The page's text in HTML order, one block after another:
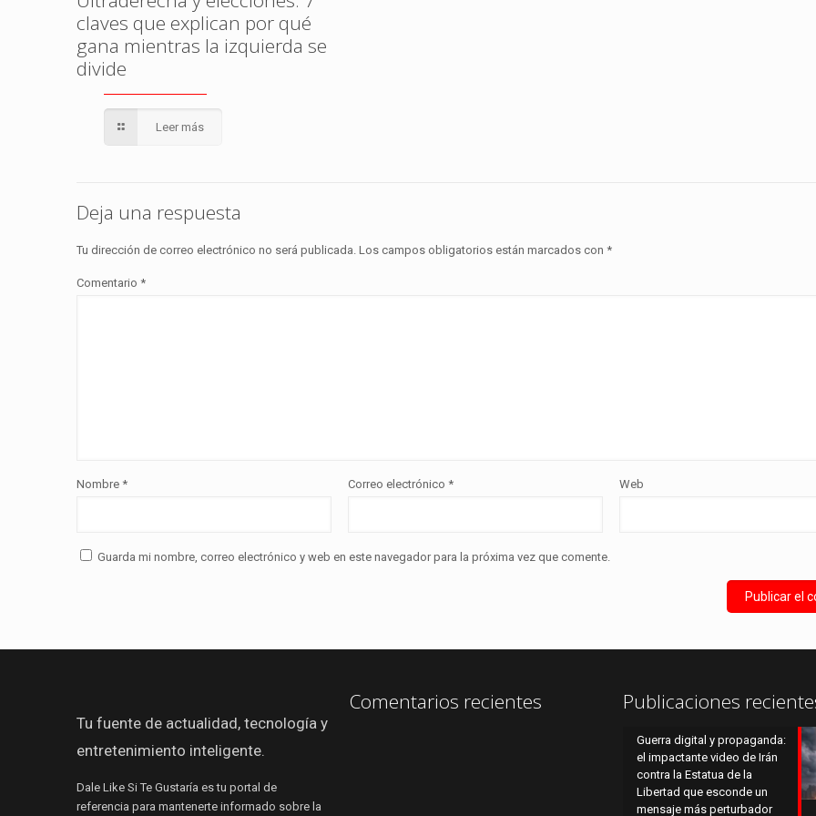
claves que explican por qué
gana mientras la izquierda se
divide
Leer más
Deja una respuesta
Tu dirección de correo electrónico no será publicada. Los campos obligatorios están marcados con *
Comentario *
Nombre * Correo electrónico * Web
Guarda mi nombre, correo electrónico y web en este navegador para la próxima vez que comente.
Tu fuente de actualidad, tecnología y
entretenimiento inteligente.
Dale Like Si Te Gustaría es tu portal de
referencia para mantenerte informado sobre la
Comentarios recientes Publicaciones
Guerra digital y propaganda:
el impactante video de Irán
contra la Estatua de la
Libertad que esconde un
mensaje más perturbador